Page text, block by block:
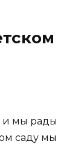
и мы рады
саду мы